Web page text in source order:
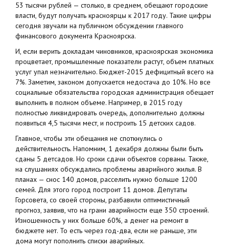
53 тысячи рублей — столько, в среднем, обещают городские
власти, будут получать красноярцы к 2017 году. Такие цифры
сегодня звучали на публичном обсуждении главного
финансового документа Красноярска.
И, если верить докладам чиновников, красноярская экономика
процветает, промышленные показатели растут, объем платных
услуг упал незначительно. Бюджет-2015 дефицитный всего на
7%. Заметим, законом допускается недостача до 10%. Но все
социальные обязательства городская администрация обещает
выполнить в полном объеме. Например, в 2015 году
полностью ликвидировать очередь, дополнительно должны
появиться 4,5 тысячи мест, и построить 15 детских садов.
Главное, чтобы эти обещания не споткнулись о
действительность. Напомним, 1 декабря должны были быть
сданы 5 детсадов. Но сроки сдачи объектов сорваны. Также,
на слушаниях обсуждались проблемы аварийного жилья. В
планах — снос 140 домов, расселить нужно больше 1200
семей. Для этого город построит 11 домов. Депутаты
Горсовета, со своей стороны, разбавили оптимистичный
прогноз, заявив, что на грани аварийности еще 350 строений.
Изношенность у них больше 60%, а денег на ремонт в
бюджете нет. То есть через год-два, если не раньше, эти
дома могут пополнить списки аварийных.